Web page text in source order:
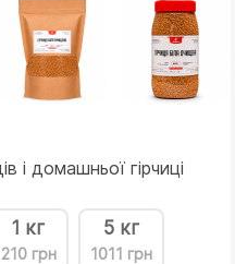
і домашньої гірчиці
1 кг
210 грн
5 кг
1011 грн